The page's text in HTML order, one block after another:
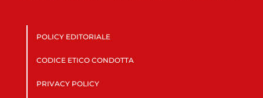
POLICY EDITORIALE
CODICE ETICO CONDOTTA
PRIVACY POLICY